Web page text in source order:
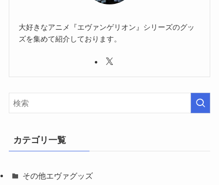
大好きなアニメ『エヴァンゲリオン』シリーズのグッ
ズを集めて紹介しております。
カテゴリ一覧
その他エヴァグッズ